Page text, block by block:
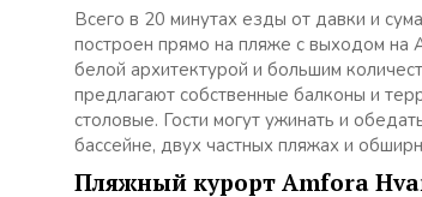
Всего в 20 минутах езды от давки и
построен прямо на пляже с выходом на
белой архитектурой и большим
предлагают собственные балконы и
столовые. Гости могут ужинать и
бассейне, двух частных пляжах и
Пляжный курорт Amfora